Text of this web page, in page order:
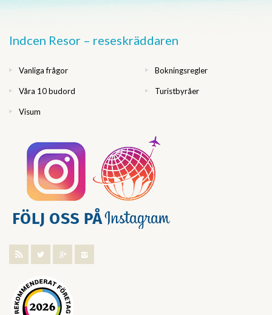
Indcen Resor – reseskräddaren
Vanliga frågor Bokningsregler
Våra 10 budord Turistbyråer
Visum